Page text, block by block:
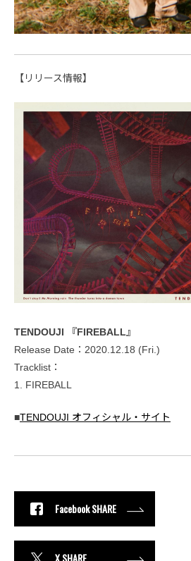
【リリース情報】
TENDOUJI 『FIREBALL』
Release Date：2020.12.18 (Fri.)
Tracklist：
1. FIREBALL
■TENDOUJI オフィシャル・サイト
Facebook SHARE